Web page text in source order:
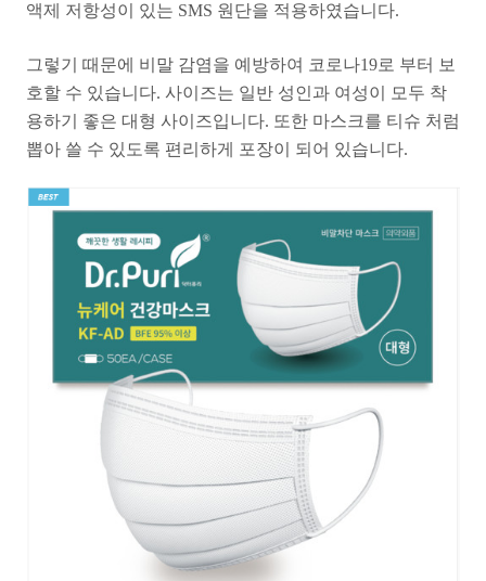
액제 저항성이 있는 SMS 원단을 적용하였습니다.
그렇기 때문에 비말 감염을 예방하여 코로나19로 부터 보
호할 수 있습니다. 사이즈는 일반 성인과 여성이 모두 착
용하기 좋은 대형 사이즈입니다. 또한 마스크를 티슈 처럼
뽑아 쓸 수 있도록 편리하게 포장이 되어 있습니다.